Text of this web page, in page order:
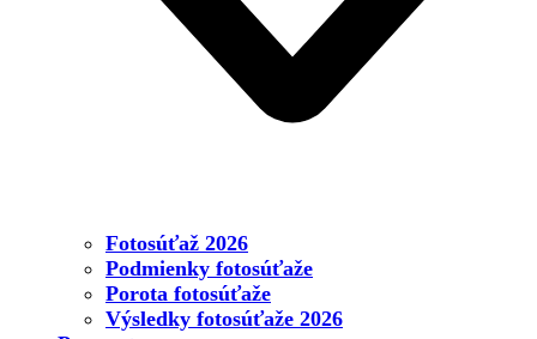
Fotosúťaž 2026
Podmienky fotosúťaže
Porota fotosúťaže
Výsledky fotosúťaže 2026